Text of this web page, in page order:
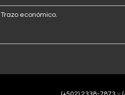
Trazo económico.